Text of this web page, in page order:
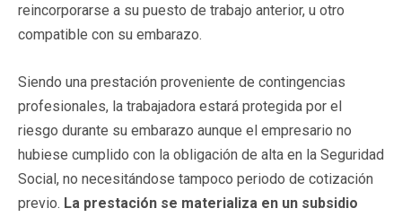
reincorporarse a su puesto de trabajo anterior, u otro
compatible con su embarazo.
Siendo una prestación proveniente de contingencias
profesionales, la trabajadora estará protegida por el
riesgo durante su embarazo aunque el empresario no
hubiese cumplido con la obligación de alta en la Seguridad
Social, no necesitándose tampoco periodo de cotización
previo. La prestación se materializa en un subsidio